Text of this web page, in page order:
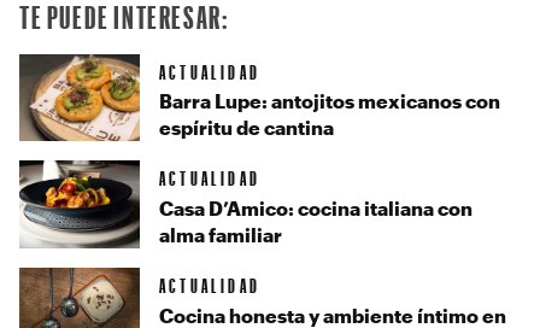
TE PUEDE INTERESAR:
ACTUALIDAD
Barra Lupe: antojitos mexicanos con
espíritu de cantina
ACTUALIDAD
Casa D’Amico: cocina italiana con
alma familiar
ACTUALIDAD
Cocina honesta y ambiente íntimo en